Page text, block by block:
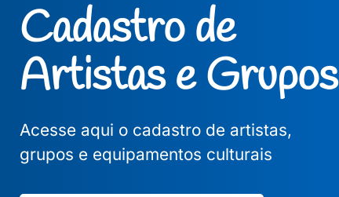
Cadastro de
Artistas e Grupos
Acesse aqui o cadastro de artistas,
grupos e equipamentos culturais